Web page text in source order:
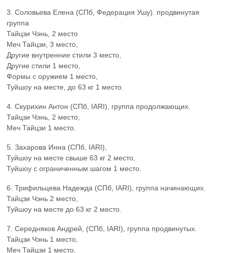
3. Соловьева Елена (СПб, Федерация Ушу). продвинутая
группа
Тайцзи Чэнь, 2 место
Меч Тайцзи, 3 место,
Другие внутренние стили 3 место,
Другие стили 1 место,
Формы с оружием 1 место,
Туйшоу на месте, до 63 кг 1 место.
4. Скурихин Антон (СПб, IARI), группа продолжающих.
Тайцзи Чэнь, 2 место,
Меч Тайцзи 1 место.
5. Захарова Инна (СПб, IARI),
Туйшоу на месте свыше 63 кг 2 место,
Туйшоу с ограниченным шагом 1 место.
6. Трифильцева Надежда (СПб, IARI), группа начинающих.
Тайцзи Чэнь 2 место,
Туйшоу на месте до 63 кг 2 место.
7. Середняков Андрей, (СПб, IARI), группа продвинутых.
Тайцзи Чэнь 1 место,
Меч Тайцзи 1 место,